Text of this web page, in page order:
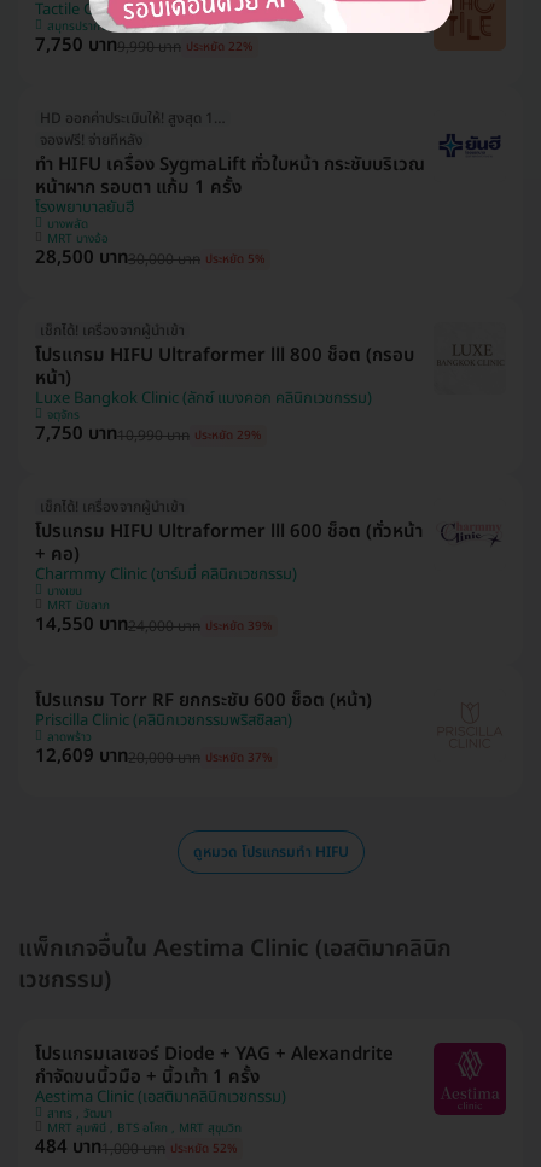
Tactile Clinic (ทัคทาย คลินิกเวชกรรม)
สมุทรปราการ
7,750 บาท9,990 บาท ประหยัด 22%
HD ออกค่าประเมินให้! สูงสุด 1000 บ.
จองฟรี! จ่ายทีหลัง
ทำ HIFU เครื่อง SygmaLift ทั่วใบหน้า กระชับบริเวณ
หน้าผาก รอบตา แก้ม 1 ครั้ง
โรงพยาบาลยันฮี
บางพลัด
MRT บางอ้อ
28,500 บาท30,000 บาท ประหยัด 5%
เช็กได้! เครื่องจากผู้นำเข้า
โปรแกรม HIFU Ultraformer lll 800 ช็อต (กรอบ
หน้า)
Luxe Bangkok Clinic (ลักซ์ แบงคอก คลินิกเวชกรรม)
จตุจักร
7,750 บาท10,990 บาท ประหยัด 29%
เช็กได้! เครื่องจากผู้นำเข้า
โปรแกรม HIFU Ultraformer lll 600 ช็อต (ทั่วหน้า
+ คอ)
Charmmy Clinic (ชาร์มมี่ คลินิกเวชกรรม)
บางเขน
MRT มัยลาภ
14,550 บาท24,000 บาท ประหยัด 39%
โปรแกรม Torr RF ยกกระชับ 600 ช็อต (หน้า)
Priscilla Clinic (คลินิกเวชกรรมพริสซิลลา)
ลาดพร้าว
12,609 บาท20,000 บาท ประหยัด 37%
ดูหมวด โปรแกรมทำ HIFU
แพ็กเกจอื่นใน Aestima Clinic (เอสติมาคลินิก
เวชกรรม)
โปรแกรมเลเซอร์ Diode + YAG + Alexandrite
กำจัดขนนิ้วมือ + นิ้วเท้า 1 ครั้ง
Aestima Clinic (เอสติมาคลินิกเวชกรรม)
สาทร , วัฒนา
MRT ลุมพินี , BTS อโศก , MRT สุขุมวิท
484 บาท1,000 บาท ประหยัด 52%